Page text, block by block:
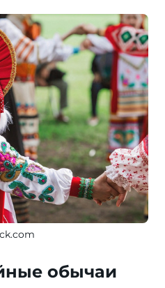
обычаи